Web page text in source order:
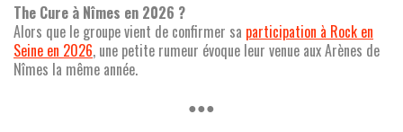
The Cure à Nîmes en 2026 ?
Alors que le groupe vient de confirmer sa participation à Rock en
Seine en 2026, une petite rumeur évoque leur venue aux Arènes de
Nîmes la même année.
●●●